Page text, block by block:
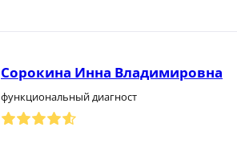
Сорокина Инна Владимировна
функциональный диагност